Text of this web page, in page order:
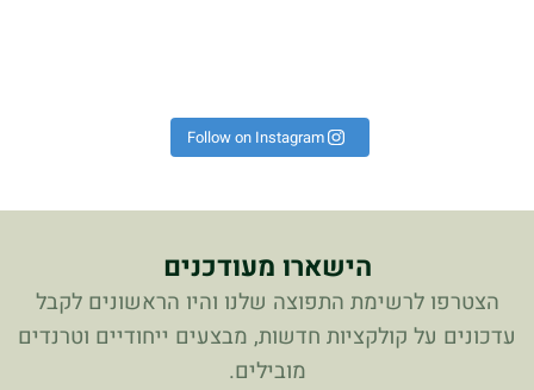
Follow on Instagram
הישארו מעודכנים
הצטרפו לרשימת התפוצה שלנו והיו הראשונים לקבל
עדכונים על קולקציות חדשות, מבצעים ייחודיים וטרנדים
מובילים.